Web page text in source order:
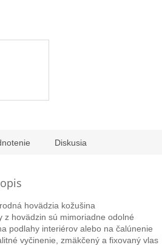
Diskusia
hovädzia kožušina
z hovädzin sú mimoriadne odolné
podlahy interiérov alebo na čalúnenie
vyčinenie, zmäkčený a fixovaný vlas